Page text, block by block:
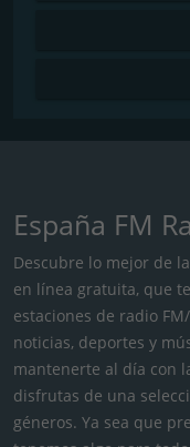
España FM
Descubre lo mejor de
en línea gratuita, que
estaciones de radio
noticias, deportes y
mantenerte al día con
disfrutas de una
géneros. Ya sea que